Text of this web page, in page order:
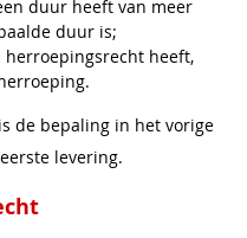
duur heeft van meer
duur is;
heeft,
de bepaling in het vorige
levering.